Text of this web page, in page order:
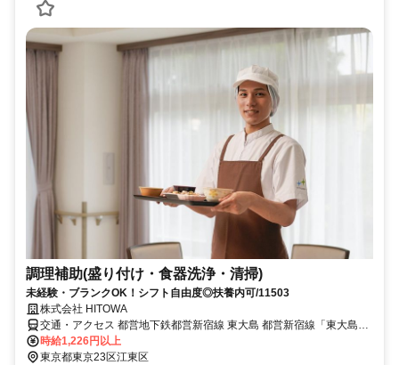
調理補助(盛り付け・食器洗浄・清掃)
未経験・ブランクOK！シフト自由度◎扶養内可/11503
株式会社 HITOWA
交通・アクセス 都営地下鉄都営新宿線 東大島 都営新宿線「東大島
駅」/徒歩8分
時給1,226円以上
東京都東京23区江東区